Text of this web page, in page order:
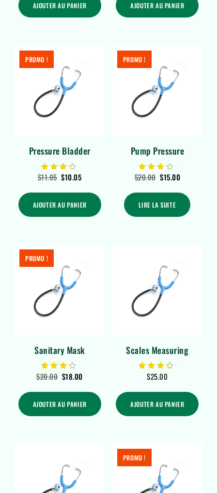
AJOUTER AU PANIER AJOUTER AU PANIER
PROMO !
Pressure Bladder
Note
4.00
$11.05 $10.05
AJOUTER AU PANIER
PROMO !
Pump Pressure
Note
4.00
$20.00 $15.00
LIRE LA SUITE
PROMO !
Sanitary Mask
Note
4.00
$20.00 $18.00
AJOUTER AU PANIER
Scales Measuring
Note
4.00
$25.00
AJOUTER AU PANIER
PROMO !